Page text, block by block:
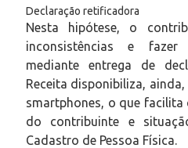
Declaração retificadora
Nesta hipótese, o
inconsistências e fazer
mediante entrega de
Receita disponibiliza,
smartphones, o que facilita
do contribuinte e
Cadastro de Pessoa Física.